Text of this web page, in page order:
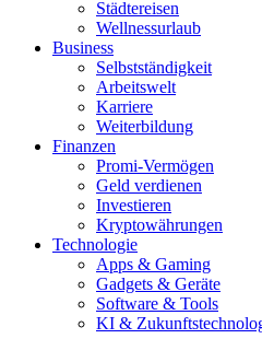
Städtereisen
Wellnessurlaub
Business
Selbstständigkeit
Arbeitswelt
Karriere
Weiterbildung
Finanzen
Promi-Vermögen
Geld verdienen
Investieren
Kryptowährungen
Technologie
Apps & Gaming
Gadgets & Geräte
Software & Tools
KI &